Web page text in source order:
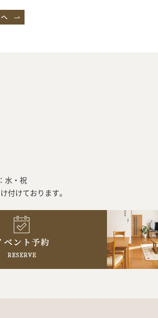
水・祝
付けております。